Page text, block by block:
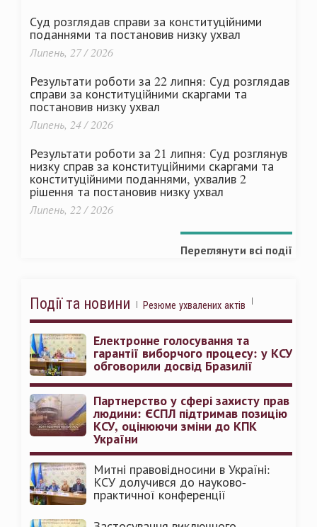
Суд розглядав справи за конституційними
поданнями та постановив низку ухвал
Липень, 27 / 2026
Результати роботи за 22 липня: Суд розглядав
справи за конституційними скаргами та
постановив низку ухвал
Липень, 24 / 2026
Результати роботи за 21 липня: Суд розглянув
низку справ за конституційними скаргами та
конституційними поданнями, ухвалив 2
рішення та постановив низку ухвал
Липень, 22 / 2026
Переглянути всі події
Події та новини Резюме ухвалених актів
Електронне голосування та
гарантії виборчого процесу: у КСУ
обговорили досвід Бразилії
Партнерство у сфері захисту прав
людини: ЄСПЛ підтримав позицію
КСУ, оцінюючи зміни до КПК
України
Митні правовідносини в Україні:
КСУ долучився до науково-
практичної конференції